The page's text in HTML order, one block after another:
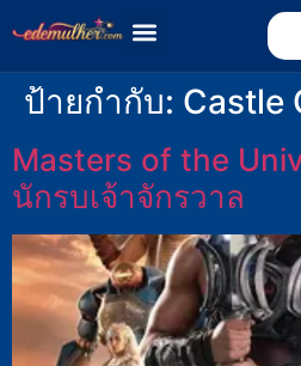
ป้ายกำกับ: Castle
Masters of the
นักรบเจ้าจักรวาล